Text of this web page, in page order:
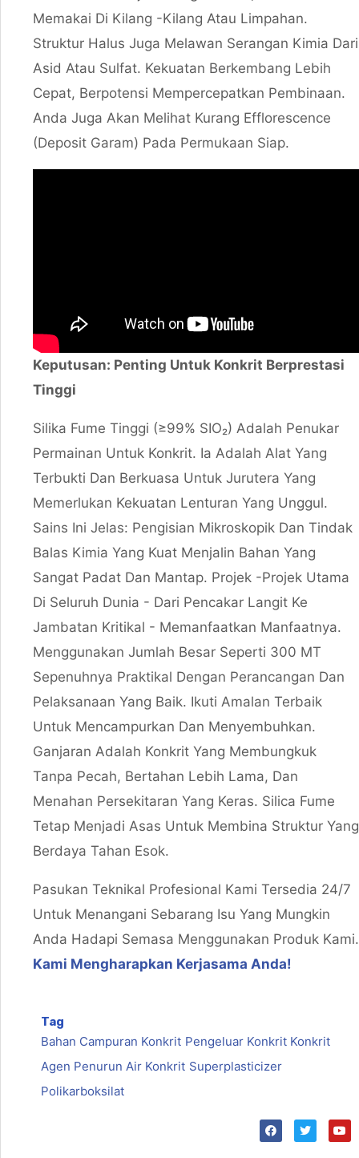
Memakai Di Kilang -kilang Atau Limpahan.
Struktur Halus Juga Melawan Serangan Kimia Dari
Asid Atau Sulfat. Kekuatan Berkembang Lebih
Cepat, Berpotensi Mempercepatkan Pembinaan.
Anda Juga Akan Melihat Kurang Efflorescence
(deposit Garam) Pada Permukaan Siap.
Keputusan: Penting Untuk Konkrit Berprestasi
Tinggi
Silika Fume Tinggi (≥99% SIO₂) Adalah Penukar
Permainan Untuk Konkrit. Ia Adalah Alat Yang
Terbukti Dan Berkuasa Untuk Jurutera Yang
Memerlukan Kekuatan Lenturan Yang Unggul.
Sains Ini Jelas: Pengisian Mikroskopik Dan Tindak
Balas Kimia Yang Kuat Menjalin Bahan Yang
Sangat Padat Dan Mantap. Projek -projek Utama
Di Seluruh Dunia - Dari Pencakar Langit Ke
Jambatan Kritikal - Memanfaatkan Manfaatnya.
Menggunakan Jumlah Besar Seperti 300 MT
Sepenuhnya Praktikal Dengan Perancangan Dan
Pelaksanaan Yang Baik. Ikuti Amalan Terbaik
Untuk Mencampurkan Dan Menyembuhkan.
Ganjaran Adalah Konkrit Yang Membungkuk
Tanpa Pecah, Bertahan Lebih Lama, Dan
Menahan Persekitaran Yang Keras. Silica Fume
Tetap Menjadi Asas Untuk Membina Struktur Yang
Berdaya Tahan Esok.
Pasukan Teknikal Profesional Kami Tersedia 24/7
Untuk Menangani Sebarang Isu Yang Mungkin
Anda Hadapi Semasa Menggunakan Produk Kami.
Kami Mengharapkan Kerjasama Anda!
Tag
Bahan Campuran Konkrit Pengeluar Konkrit Konkrit
Agen Penurun Air Konkrit Superplasticizer
Polikarboksilat